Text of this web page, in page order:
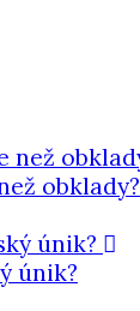
obklady?
únik?